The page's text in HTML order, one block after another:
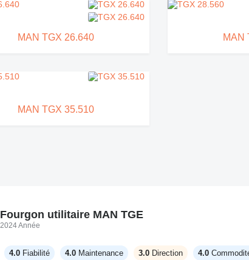
MAN TGX 26.640 MAN
MAN TGX 35.510
Fourgon utilitaire MAN TGE
2024 Année
4.0 Fiabilité 4.0 Maintenance 3.0 Direction 4.0